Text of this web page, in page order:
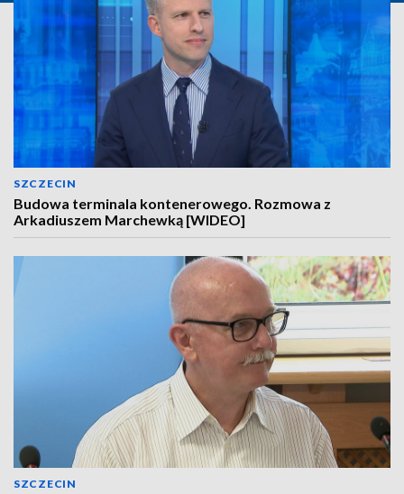
SZCZECIN
Budowa terminala kontenerowego. Rozmowa z
Arkadiuszem Marchewką [WIDEO]
SZCZECIN